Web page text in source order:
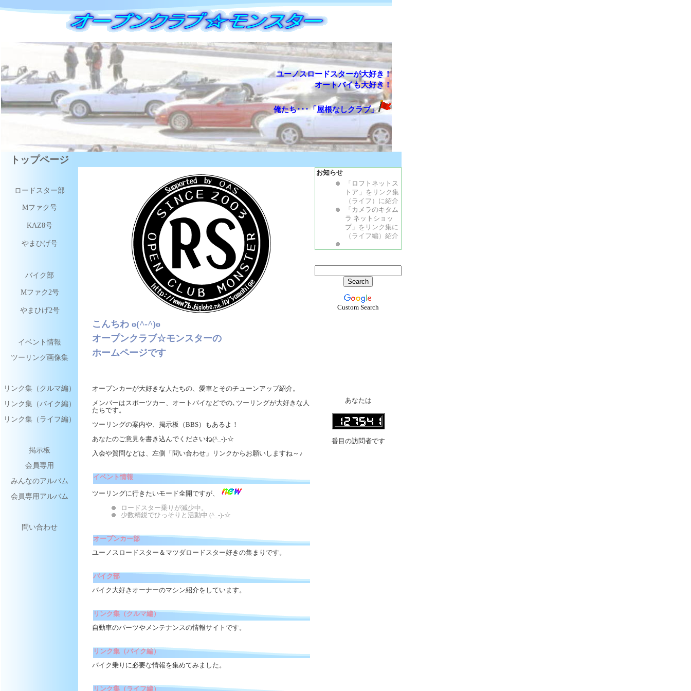
ユーノスロードスターが大好き！
オートバイも大好き！
俺たち･･･「屋根なしクラブ」
トップページ
ロードスター部
Mファク号
KAZ8号
やまひげ号
バイク部
Mファク2号
やまひげ2号
イベント情報
ツーリング画像集
リンク集（クルマ編）
リンク集（バイク編）
リンク集（ライフ編）
掲示板
会員専用
みんなのアルバム
会員専用アルバム
問い合わせ
こんちわ o(^-^)o
オープンクラブ☆モンスターの
ホームページです
オープンカーが大好きな人たちの、愛車とそのチューンアップ紹介。
メンバーはスポーツカー、オートバイなどでの､ツーリングが大好きな人
たちです。
ツーリングの案内や、掲示板（BBS）もあるよ！
あなたのご意見を書き込んでくださいね(^_-)-☆
入会や質問などは、左側「問い合わせ」リンクからお願いしますね～♪
イベント情報
ツーリングに行きたいモード全開ですが、
ロードスター乗りが減少中。
少数精鋭でひっそりと活動中 (^_-)-☆
オープンカー部
ユーノスロードスター＆マツダロードスター好きの集まりです。
バイク部
バイク大好きオーナーのマシン紹介をしています。
リンク集（クルマ編）
自動車のパーツやメンテナンスの情報サイトです。
リンク集（バイク編）
バイク乗りに必要な情報を集めてみました。
リンク集（ライフ編）
お知らせ
「 ロフトネットス
トア 」をリンク集
（ライフ）に紹介
「 カメラのキタム
ラ ネットショッ
プ 」をリンク集に
（ライフ編）紹介
Custom Search
あなたは
番目の訪問者です